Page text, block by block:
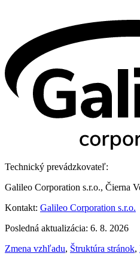
Technický prevádzkovateľ:
Galileo Corporation s.r.o., Čierna
Kontakt: Galileo Corporation s.r.o.
Posledná aktualizácia: 6. 8. 2026
Zmena vzhľadu, Štruktúra stránok,